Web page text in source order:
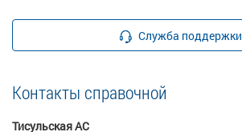
Служба поддержки
Контакты справочной
Тисульская АС